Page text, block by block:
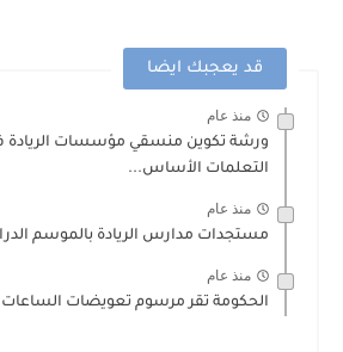
قد يعجبك ايضا
منذ عام
ورشة تكوين منسقي مؤسسات
التعلمات الأساس...
منذ عام
مستجدات مدارس الريادة بالموسم الدراسي
منذ عام
الحكومة تقر مرسوم تعويضات الساعات